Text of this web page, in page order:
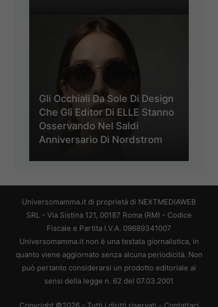
Gli Occhiali Da Sole Di Design
Che Gli Editor Di ELLE Stanno
Osservando Nel Saldi
Anniversario Di Nordstrom
Universomamma.it di proprietà di NEXTMEDIAWEB
SRL - Via Sistina 121, 00187 Roma (RM) - Codice
Fiscale e Partita I.V.A. 09689341007
Universomamma.it non è una testata giornalistica, in
quanto viene aggiornato senza alcuna periodicità. Non
può pertanto considerarsi un prodotto editoriale ai
sensi della legge n. 62 del 07.03.2001